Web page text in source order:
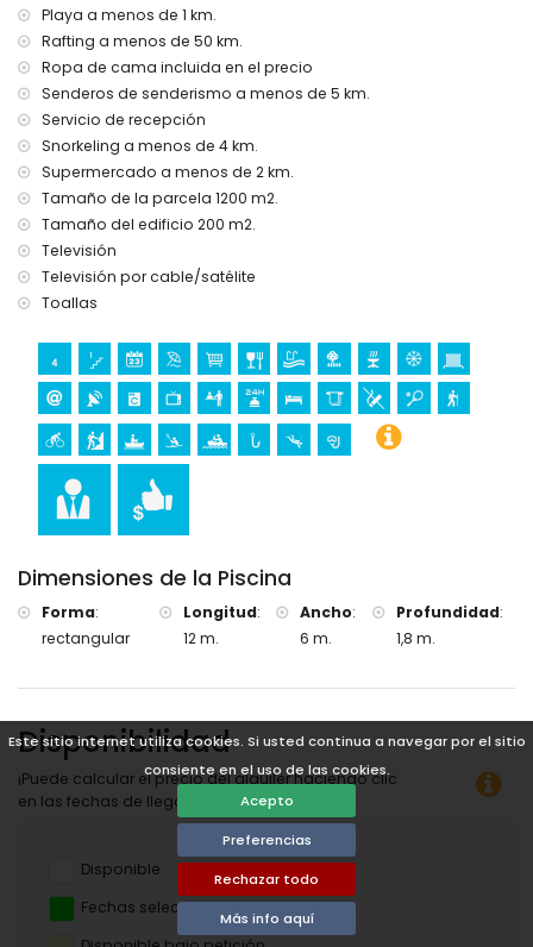
Este sitio internet utiliza cookies. Si usted continua a navegar por el sitio
consiente en el uso de las cookies.
Acepto
Preferencias
Rechazar todo
Más info aquí
Entretenimiento y actividades de ocio para sus vacaciones
en Jávea, Costa Blanca
discoteca, bar y paseo marítimo (El Arenal) (a menos de 5
kilómetros de la casa)
Lugares de interés y cultura en Jávea, Costa Blanca
museo (Histórico de Jávea, Jávea), iglesia (Virgen de
Loreto, Puerto, Jávea), ruina (Molinos de Viento, Jávea),
monumento (Pueblo de Jávea, Jávea), edificio
arquitectónico (Histórico de Jávea, Jávea), lugar histórico
(Pueblo de Jávea y Jávea) (a menos de 5 kilómetros del
alojamiento)
castillo (Portal de la Vila y Denia) (a menos de 25 kilómetros
Deportes
tenis (a menos de 1000 metros de la villa)
senderismo, ciclismo, piragüismo, kayak, pesca, buceo y
esnórquel (a menos de 5 kilómetros de la villa)
golf (Golf de Jávea), equitación, ciclismo de montaña y
escalada (a menos de 10 kilómetros de la villa)
rafting (a menos de 50 kilómetros de la villa)
Playa a menos de 1 km.
Rafting a menos de 50 km.
Ropa de cama incluida en el precio
Senderos de senderismo a menos de 5 km.
Servicio de recepción
Snorkeling a menos de 4 km.
Supermercado a menos de 2 km.
Tamaño de la parcela 1200 m2.
Tamaño del edificio 200 m2.
Televisión
Televisión por cable/satélite
Toallas
Dimensiones de la Piscina
Forma:
rectangular
Longitud:
12 m.
Ancho:
6 m.
Profundidad:
1,8 m.
Disponibilidad
¡Puede calcular el precio del alquiler haciendo clic
en las fechas de llegada y salida deseadas!
Disponible
Fechas seleccionadas